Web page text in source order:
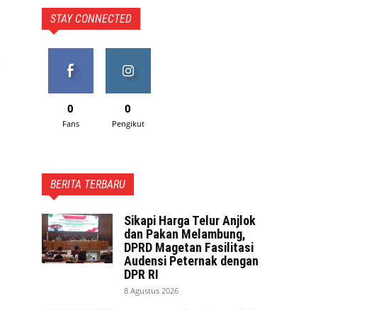
STAY CONNECTED
0
Fans
0
Pengikut
BERITA TERBARU
Sikapi Harga Telur Anjlok
dan Pakan Melambung,
DPRD Magetan Fasilitasi
Audensi Peternak dengan
DPR RI
8 Agustus 2026